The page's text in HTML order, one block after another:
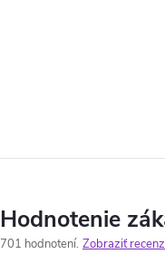
Hodnotenie
701 hodnotení Zobraziť